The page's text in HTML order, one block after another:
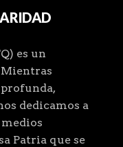
es un
Mientras
dedicamos a
Patria que se